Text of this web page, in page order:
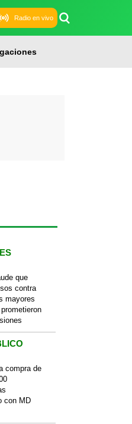
Radio en vivo
que
contra
mayores
compra de
con MD